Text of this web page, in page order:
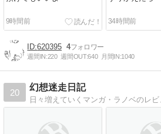
9時間前 34時間前
620395 4
週間IN:220 週間OUT:640 月間IN:1040
20
幻想迷走日記
日々増えていくマンガ・ラノベのレ